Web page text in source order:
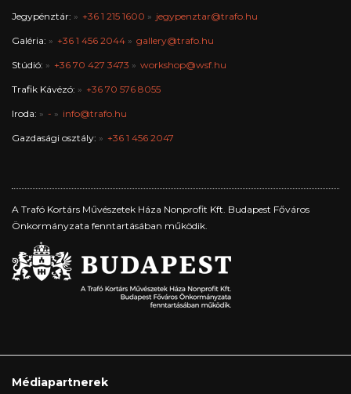
Jegypénztár: +36 1 215 1600 jegypenztar@trafo.hu
Galéria: +36 1 456 2044 gallery@trafo.hu
Stúdió: +36 70 427 3473 workshop@wsf.hu
Trafik Kávézó: +36 70 576 8055
Iroda: - info@trafo.hu
Gazdasági osztály: +36 1 456 2047
A Trafó Kortárs Művészetek Háza Nonprofit Kft. Budapest Főváros
Önkormányzata fenntartásában működik.
Médiapartnerek